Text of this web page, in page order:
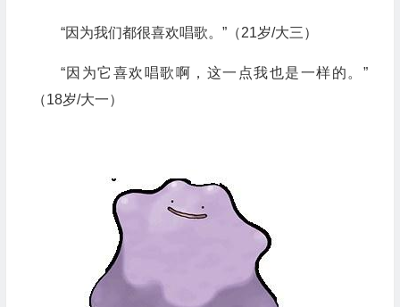
“因为我们都很喜欢唱歌。”（21岁/大三）
“因为它喜欢唱歌啊，这一点我也是一样的。”
（18岁/大一）